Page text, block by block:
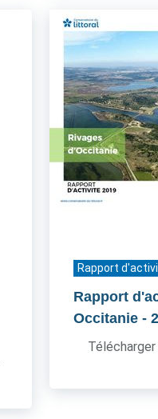
Rapport
Rapport
Occitanie -